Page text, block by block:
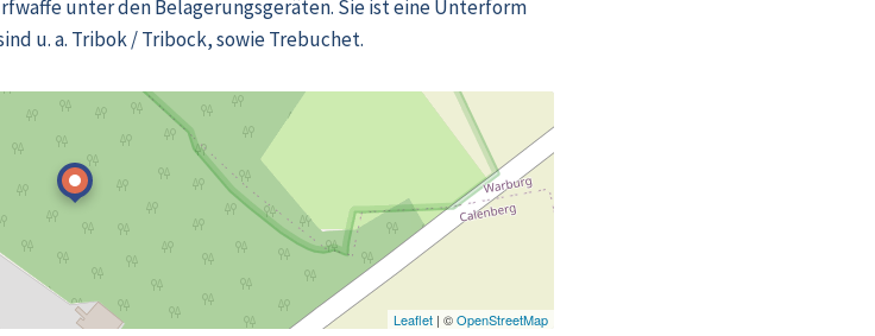
unter den Belagerungsgeräten. Sie ist eine Unterform
u. a. Tribok / Tribock, sowie Trebuchet.
Leaflet| ©OpenStreetMap